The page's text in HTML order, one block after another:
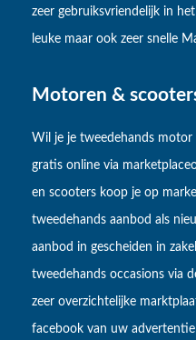
zeer gebruiksvriendelijk in
leuke maar ook zeer snelle
Motoren &
Wil je je tweedehands motor
gratis online via
en scooters koop je op
tweedehands aanbod als
aanbod in gescheiden in
tweedehands occasions via
zeer overzichtelijke
facebook van uw